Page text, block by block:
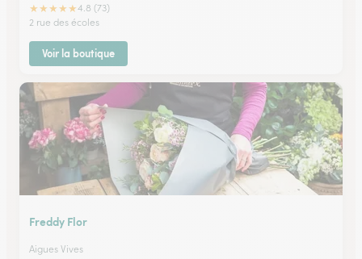
★★★★★4.8 (73)
2 rue des écoles
Voir la boutique
Freddy Flor
Aigues Vives